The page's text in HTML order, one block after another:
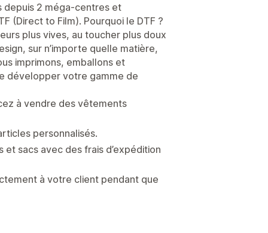
depuis 2 méga-centres et
(Direct to Film). Pourquoi le DTF ?
plus vives, au toucher plus doux
sur n’importe quelle matière,
imprimons, emballons et
développer votre gamme de
à vendre des vêtements
personnalisés.
sacs avec des frais d’expédition
à votre client pendant que